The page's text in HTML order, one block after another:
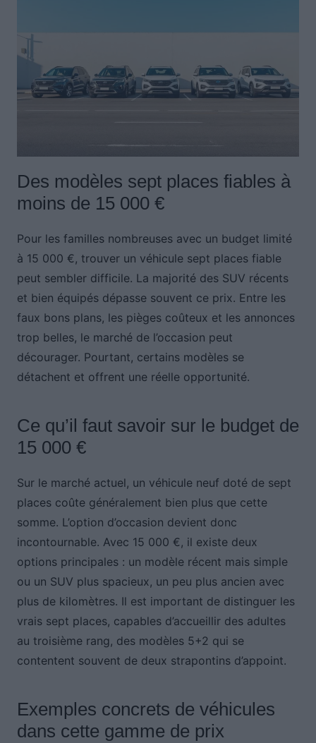
Des modèles sept places fiables à
moins de 15 000 €
Pour les familles nombreuses avec un budget limité
à 15 000 €, trouver un véhicule sept places fiable
peut sembler difficile. La majorité des SUV récents
et bien équipés dépasse souvent ce prix. Entre les
faux bons plans, les pièges coûteux et les annonces
trop belles, le marché de l’occasion peut
décourager. Pourtant, certains modèles se
détachent et offrent une réelle opportunité.
Ce qu’il faut savoir sur le budget de
15 000 €
Sur le marché actuel, un véhicule neuf doté de sept
places coûte généralement bien plus que cette
somme. L’option d’occasion devient donc
incontournable. Avec 15 000 €, il existe deux
options principales : un modèle récent mais simple
ou un SUV plus spacieux, un peu plus ancien avec
plus de kilomètres. Il est important de distinguer les
vrais sept places, capables d’accueillir des adultes
au troisième rang, des modèles 5+2 qui se
contentent souvent de deux strapontins d’appoint.
Exemples concrets de véhicules
dans cette gamme de prix